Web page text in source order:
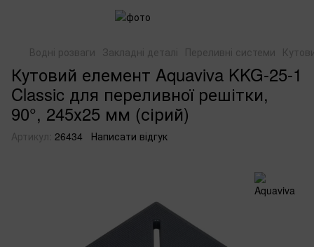
Водні розваги Закладні деталі Переливні системи
Кутовий елемент Aquaviva KKG-25-1
Classic для переливної решітки,
90°, 245х25 мм (сірий)
Артикул: 26434 Написати відгук